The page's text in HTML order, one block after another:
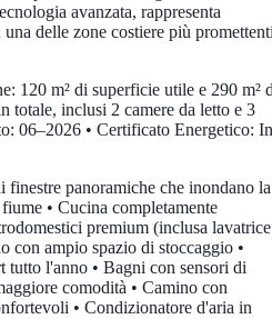
avanzata, rappresenta
delle zone costiere più
120 m² di superficie utile e 290 m²
totale, inclusi 2 camere da letto e 3
06–2026 • Certificato Energetico: In
finestre panoramiche che inondano la
• Cucina completamente
premium (inclusa lavatrice
con ampio spazio di stoccaggio •
tutto l'anno • Bagni con sensori di
comodità • Camino con
• Condizionatore d'aria in